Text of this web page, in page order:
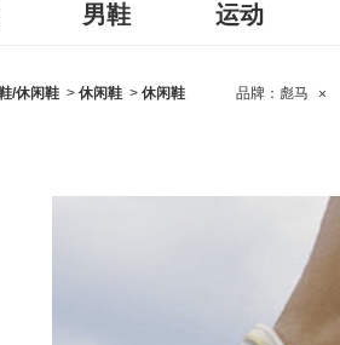
男鞋 运动
/休闲鞋 > 休闲鞋 > 休闲鞋 品牌： 彪马 ×